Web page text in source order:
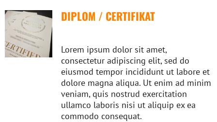
DIPLOM / CERTIFIKAT
Lorem ipsum dolor sit amet,
consectetur adipiscing elit, sed do
eiusmod tempor incididunt ut labore et
dolore magna aliqua. Ut enim ad minim
veniam, quis nostrud exercitation
ullamco laboris nisi ut aliquip ex ea
commodo consequat.